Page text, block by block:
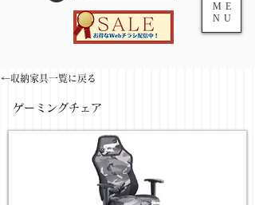
ME
NU
←収納家具一覧に戻る
ゲーミングチェア